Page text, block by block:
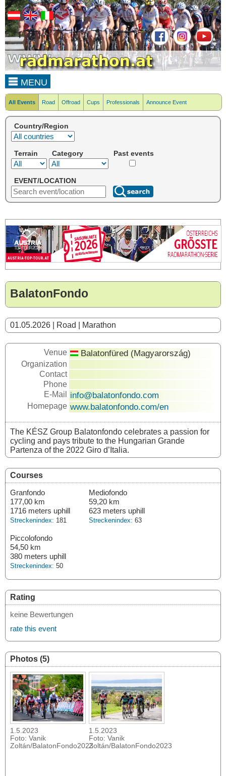
MENU
All Events Road Offroad Cups Professionals Announce Event
Country/Region
Terrain Category Past events
EVENT/LOCATION
BalatonFondo
01.05.2026 | Road | Marathon
Venue Balatonfüred (Magyarország)
Organization
Contact
Phone
E-Mail
info@balatonfondo.com
Homepage www.balatonfondo.com/en
The KÉSZ Group Balatonfondo celebrates a passion for
cycling and pays tribute to the Hungarian Grande
Partenza of the 2022 Giro d’Italia.
Courses
Granfondo
177,00 km
1716 meters uphill
Streckenindex: 181
Mediofondo
59,20 km
623 meters uphill
Streckenindex: 63
Piccolofondo
54,50 km
380 meters uphill
Streckenindex: 50
Rating
keine Bewertungen
rate this event
Photos (5)
1.5.2023
Foto: Vanik
Zoltán/BalatonFondo2023
1.5.2023
Foto: Vanik
Zoltán/BalatonFondo2023